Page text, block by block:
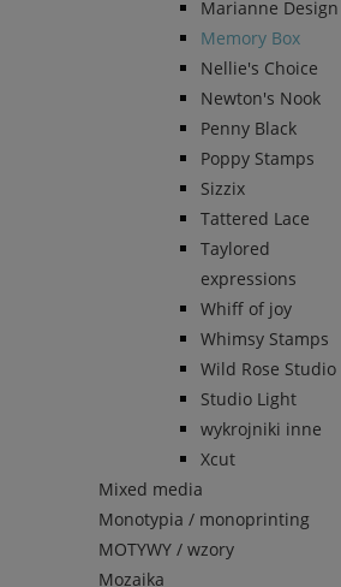
Marianne Design
Memory Box
Nellie's Choice
Newton's Nook
Penny Black
Poppy Stamps
Sizzix
Tattered Lace
Taylored
expressions
Whiff of joy
Whimsy Stamps
Wild Rose Studio
Studio Light
wykrojniki inne
Xcut
Mixed media
Monotypia / monoprinting
MOTYWY / wzory
Mozaika